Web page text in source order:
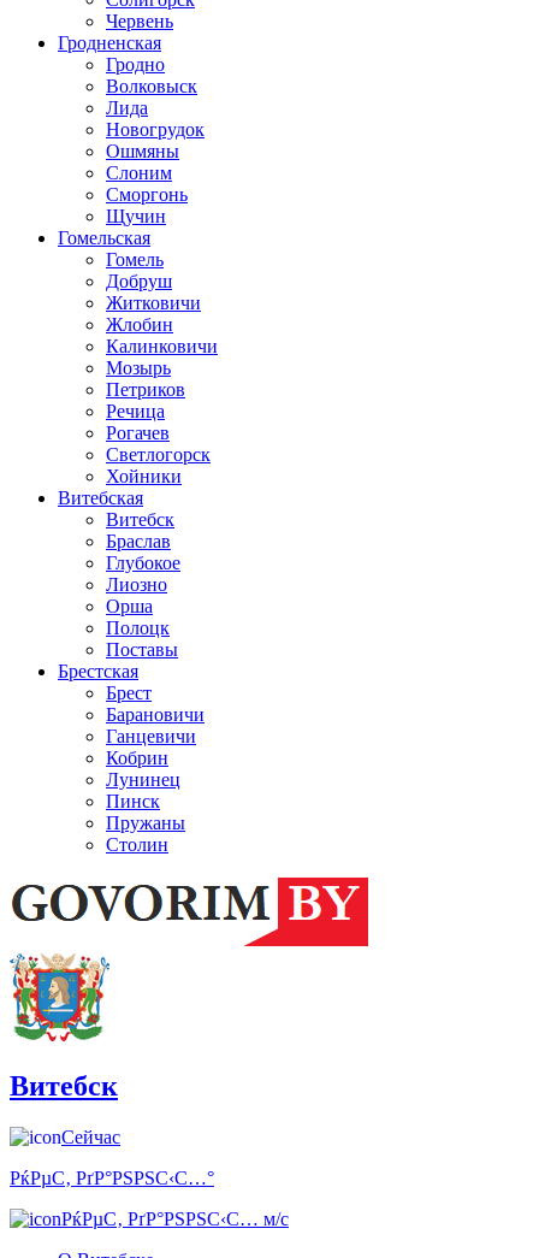
Червень
Гродненская
Гродно
Волковыск
Лида
Новогрудок
Ошмяны
Слоним
Сморгонь
Щучин
Гомельская
Гомель
Добруш
Житковичи
Жлобин
Калинковичи
Мозырь
Петриков
Речица
Рогачев
Светлогорск
Хойники
Витебская
Витебск
Браслав
Глубокое
Лиозно
Орша
Полоцк
Поставы
Брестская
Брест
Барановичи
Ганцевичи
Кобрин
Лунинец
Пинск
Пружаны
Столин
Витебск
Сейчас
РќРµС‚ РґР°РЅРЅС‹С…°
РќРµС‚ РґР°РЅРЅС‹С… м/с